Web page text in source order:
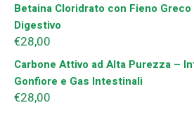
Betaina Cloridrato con Fieno
Digestivo
€28,00
Carbone Attivo ad Alta Purezza –
Gonfiore e Gas Intestinali
€28,00